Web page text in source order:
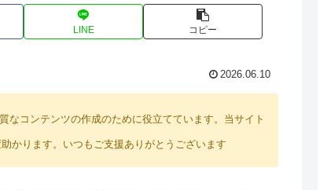
LINE コピー
2026.06.10
なコンテンツの作成のために役立てています。当サイト
かります。いつもご支援ありがとうございます